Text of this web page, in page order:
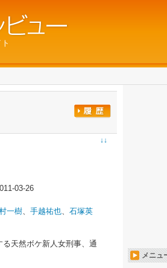
↓↓
03-26
一樹、 手越祐也、 石塚英
天然ボケ新人女刑事、通
メニュ